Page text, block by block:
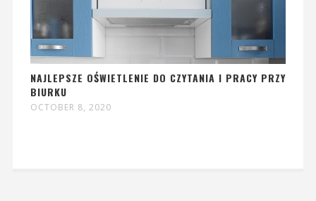
NAJLEPSZE OŚWIETLENIE DO CZYTANIA I PRACY PRZY
BIURKU
OCTOBER 8, 2020